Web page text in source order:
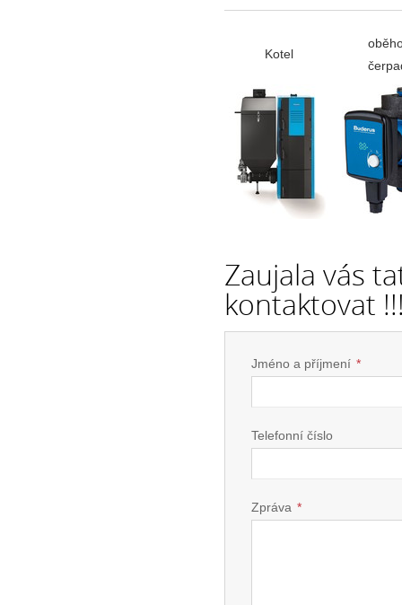
Kotel
Zaujala vás
kontaktovat
Jméno a příjmení *
Telefonní číslo
Zpráva *